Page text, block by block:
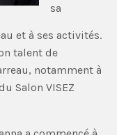
sa
et à ses activités.
talent de
notamment à
Salon VISEZ